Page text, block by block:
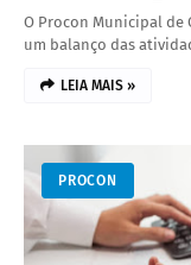
O Procon Municipal de
um balanço das
LEIA MAIS »
PROCON